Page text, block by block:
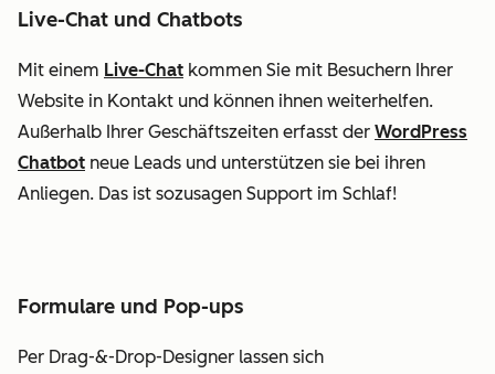
Live-Chat und Chatbots
Mit einem Live-Chat kommen Sie mit Besuchern Ihrer
Website in Kontakt und können ihnen weiterhelfen.
Außerhalb Ihrer Geschäftszeiten erfasst der WordPress
Chatbot neue Leads und unterstützen sie bei ihren
Anliegen. Das ist sozusagen Support im Schlaf!
Formulare und Pop-ups
Per Drag-&-Drop-Designer lassen sich